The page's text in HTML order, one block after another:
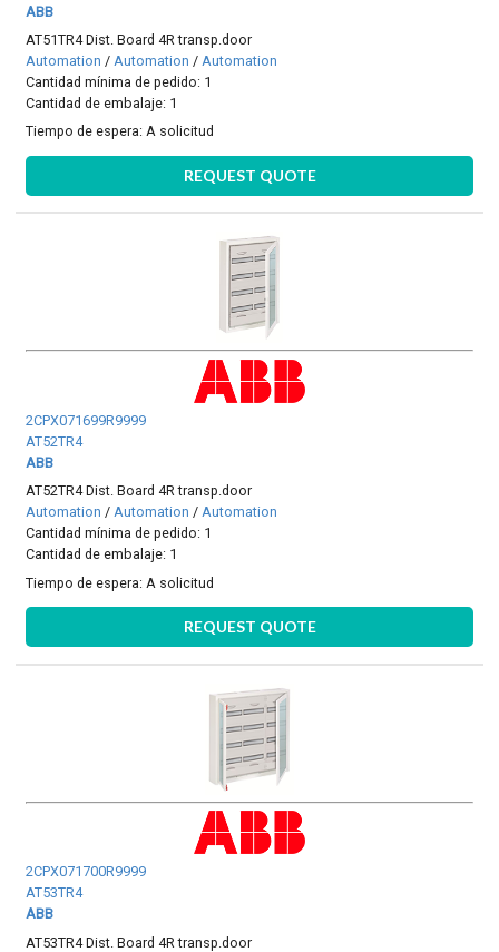
ABB
AT51TR4 Dist. Board 4R transp.door
Automation / Automation / Automation
Cantidad mínima de pedido: 1
Cantidad de embalaje: 1
Tiempo de espera:A solicitud
REQUEST QUOTE
2CPX071699R9999
AT52TR4
ABB
AT52TR4 Dist. Board 4R transp.door
Automation /Automation /Automation
Cantidad mínima de pedido: 1
Cantidad de embalaje: 1
Tiempo de espera: A solicitud
REQUEST QUOTE
2CPX071700R9999
AT53TR4
ABB
AT53TR4 Dist. Board 4R transp.door